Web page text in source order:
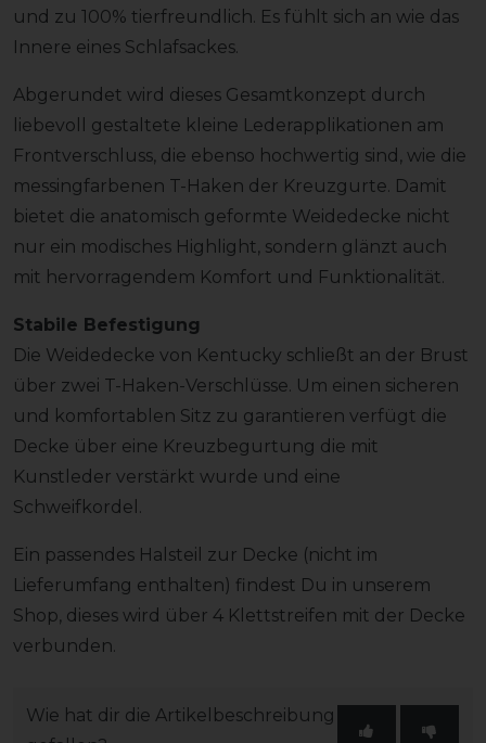
und zu 100% tierfreundlich. Es fühlt sich an wie das
Innere eines Schlafsackes.
Abgerundet wird dieses Gesamtkonzept durch
liebevoll gestaltete kleine Lederapplikationen am
Frontverschluss, die ebenso hochwertig sind, wie die
messingfarbenen T-Haken der Kreuzgurte. Damit
bietet die anatomisch geformte Weidedecke nicht
nur ein modisches Highlight, sondern glänzt auch
mit hervorragendem Komfort und Funktionalität.
Stabile Befestigung
Die Weidedecke von Kentucky schließt an der Brust
über zwei T-Haken-Verschlüsse. Um einen sicheren
und komfortablen Sitz zu garantieren verfügt die
Decke über eine Kreuzbegurtung die mit
Kunstleder verstärkt wurde und eine
Schweifkordel.
Ein passendes Halsteil zur Decke (nicht im
Lieferumfang enthalten) findest Du in unserem
Shop, dieses wird über 4 Klettstreifen mit der Decke
verbunden.
Wie hat dir die Artikelbeschreibung